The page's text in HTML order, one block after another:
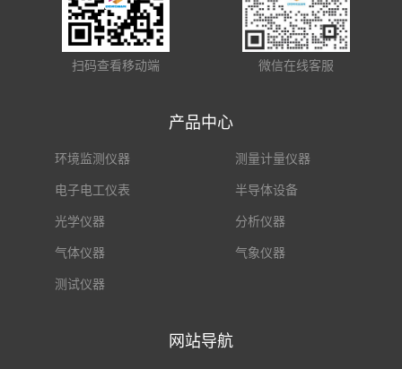
扫码查看移动端 微信在线客服
产品中心
环境监测仪器 测量计量仪器
电子电工仪表 半导体设备
光学仪器 分析仪器
气体仪器 气象仪器
测试仪器
网站导航